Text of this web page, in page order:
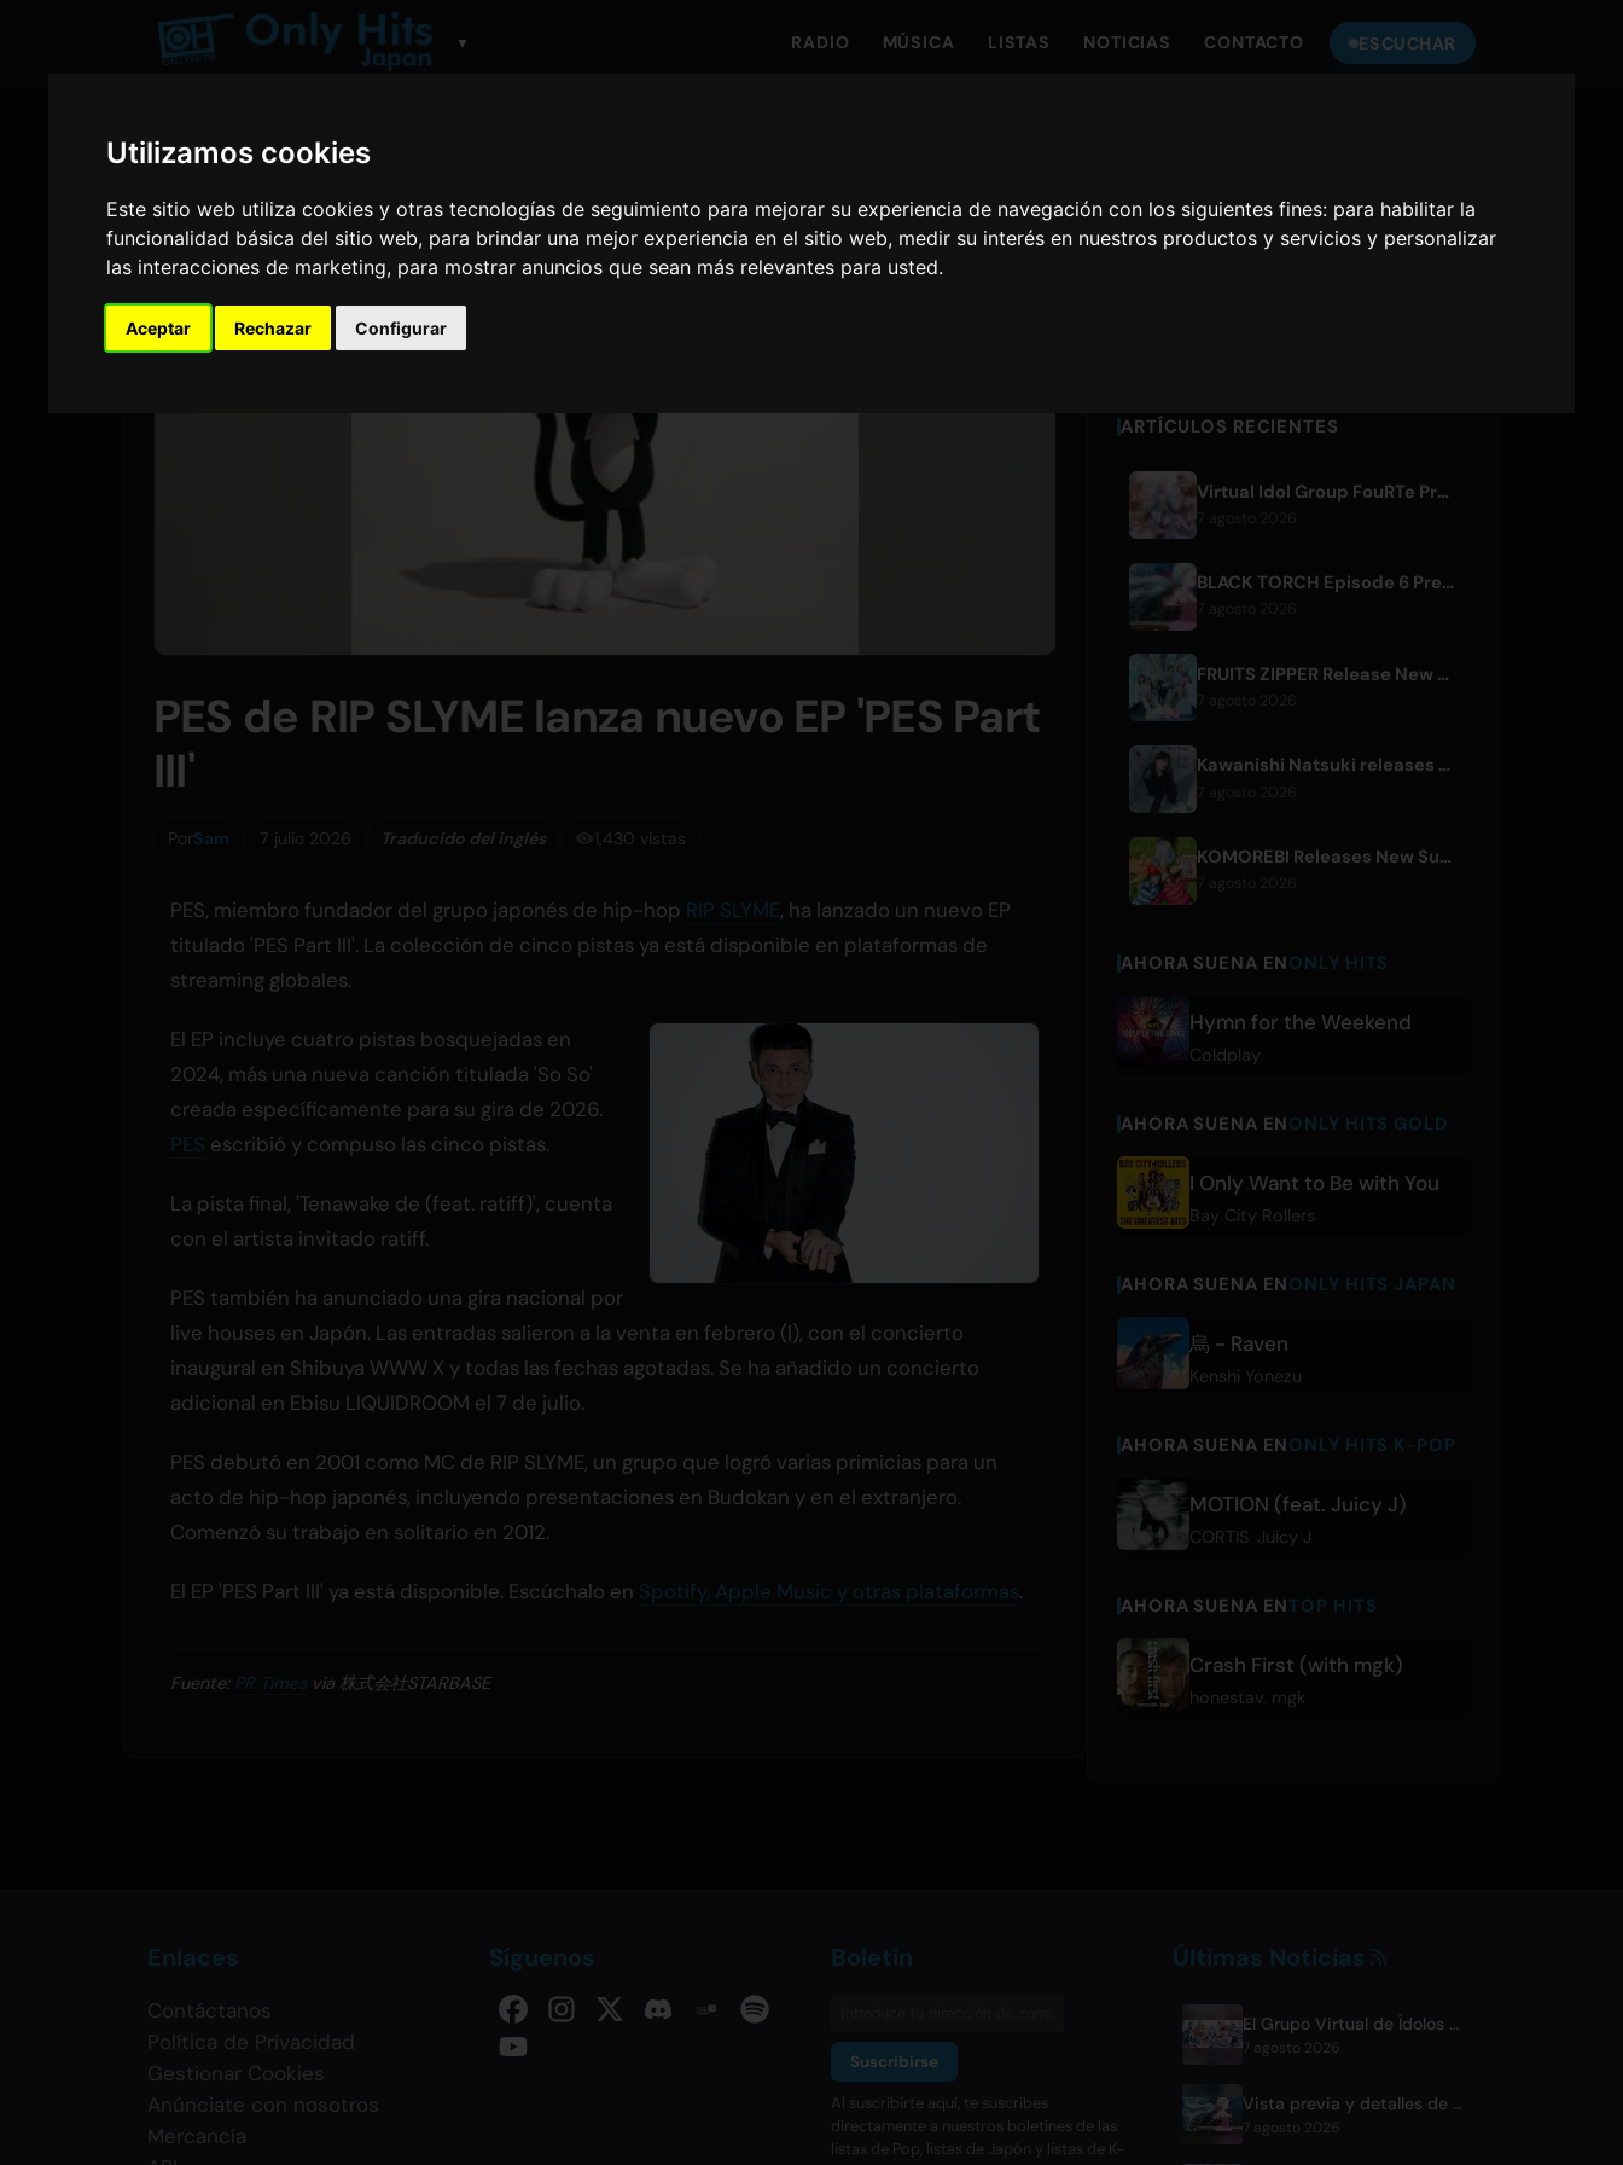
Utilizamos cookies
Este sitio web utiliza cookies y otras tecnologías de seguimiento para mejorar su experiencia de navegación con los siguientes fines: para habilitar la
funcionalidad básica del sitio web, para brindar una mejor experiencia en el sitio web, medir su interés en nuestros productos y servicios y personalizar
las interacciones de marketing, para mostrar anuncios que sean más relevantes para usted.
Aceptar Rechazar Configurar
▼ RADIO MÚSICA LISTAS NOTICIAS CONTACTO ESCUCHAR
PES de RIP SLYME lanza nuevo EP 'PES Part
III'
PorSam 7 julio 2026 Traducido del inglés 1,430 vistas
PES, miembro fundador del grupo japonés de hip-hop RIP SLYME, ha lanzado un nuevo EP
titulado 'PES Part III'. La colección de cinco pistas ya está disponible en plataformas de
streaming globales.
El EP incluye cuatro pistas bosquejadas en
2024, más una nueva canción titulada 'So So'
creada específicamente para su gira de 2026.
PES escribió y compuso las cinco pistas.
La pista final, 'Tenawake de (feat. ratiff)', cuenta
con el artista invitado ratiff.
PES también ha anunciado una gira nacional por
live houses en Japón. Las entradas salieron a la venta en febrero (|), con el concierto
inaugural en Shibuya WWW X y todas las fechas agotadas. Se ha añadido un concierto
adicional en Ebisu LIQUIDROOM el 7 de julio.
PES debutó en 2001 como MC de RIP SLYME, un grupo que logró varias primicias para un
acto de hip-hop japonés, incluyendo presentaciones en Budokan y en el extranjero.
Comenzó su trabajo en solitario en 2012.
El EP 'PES Part III' ya está disponible. Escúchalo en Spotify, Apple Music y otras plataformas.
Fuente: PR Times vía 株式会社STARBASE
ARTÍCULOS RECIENTES
Virtual Idol Group FouRTe Project Debuts with 'ALL IN' Album Produced by m-flo's ☆Taku Takahashi
7 agosto 2026
BLACK TORCH Episode 6 Preview and Streaming Details
FRUITS ZIPPER Release New Collaboration Song '1,2,3,FOOOOUR'
Kawanishi Natsuki releases digital single 'Sayonara wa Ichiban Kirei na Atashi de'
KOMOREBI Releases New Summer Single 'Letsu Natsu'
7 agosto 2026
AHORA SUENA ENONLY HITS
Hymn for the Weekend
Coldplay
AHORA SUENA ENONLY HITS GOLD
I Only Want to Be with You
Bay City Rollers
AHORA SUENA ENONLY HITS JAPAN
烏 - Raven
Kenshi Yonezu
AHORA SUENA ENONLY HITS K-POP
MOTION (feat. Juicy J)
CORTIS Juicy J
AHORA SUENA ENTOP HITS
Crash First (with mgk)
honestav mgk
Enlaces
Contáctanos
Política de Privacidad
Gestionar Cookies
Anúnciate con nosotros
Mercancía
Síguenos Boletín
Suscribirse
Al suscribirte aquí, te suscribes
directamente a nuestros boletines de las
listas de Pop, listas de Japón y listas de K-
Últimas Noticias
El Grupo Virtual de Ídolos FouRTe Project Debuta con el Álbum 'ALL IN' Producido por ☆Taku Takahashi de m-flo
7 agosto 2026
Vista previa y detalles de transmisión del episodio 6 de BLACK TORCH
7 agosto 2026